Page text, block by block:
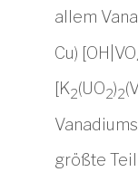
allem
Cu) [OH|VO
[K2(UO2)2
größte